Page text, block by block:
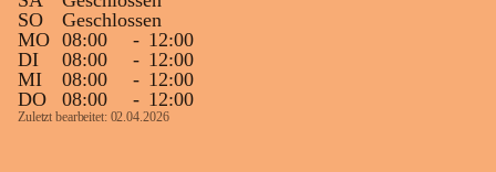
SO
Geschlossen
MO 08:00 - 12:00
DI
08:00 - 12:00
MI
08:00 - 12:00
DO
08:00 - 12:00
Zuletzt bearbeitet: 02.04.2026